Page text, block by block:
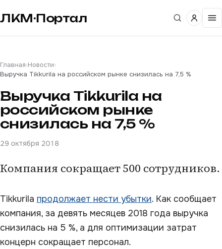
ЛКМ·Портал
Главная›Новости›
Выручка Tikkurila на российском рынке снизилась на 7,5 %
Выручка Tikkurila на
российском рынке
снизилась на 7,5 %
29 октября 2018
Компания сокращает 500 сотрудников.
Tikkurila продолжает нести убытки. Как сообщает
компания, за девять месяцев 2018 года выручка
снизилась на 5 %, а для оптимизации затрат
концерн сокращает персонал.